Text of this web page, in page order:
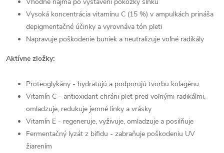
Vysoká koncentrácia vitamínu C (15 %) v ampulkách prináša
depigmentačné účinky a vyrovnáva tón pleti
Napravuje poškodenie buniek a neutralizuje voľné radikály
Aktívne zložky:
Proteoglykány - hydratujú a podporujú tvorbu kolagénu
Vitamín C - antioxidant chráni pleť pred voľnými radikálmi,
omladzuje, redukuje jemné linky a vrásky
Vitamín E - regeneruje, vyživuje, omladzuje a posilňuje
Fermentačný lyzát z bifidu - zabraňuje poškodeniu UV
žiarením